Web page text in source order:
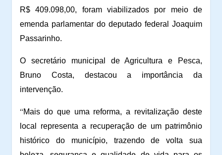
R$ 409.098,00, foram viabilizados por meio de
emenda parlamentar do deputado federal Joaquim
Passarinho.
O secretário municipal de Agricultura e Pesca,
Bruno Costa, destacou a importância da
intervenção.
“Mais do que uma reforma, a revitalização deste
local representa a recuperação de um patrimônio
histórico do município, trazendo de volta sua